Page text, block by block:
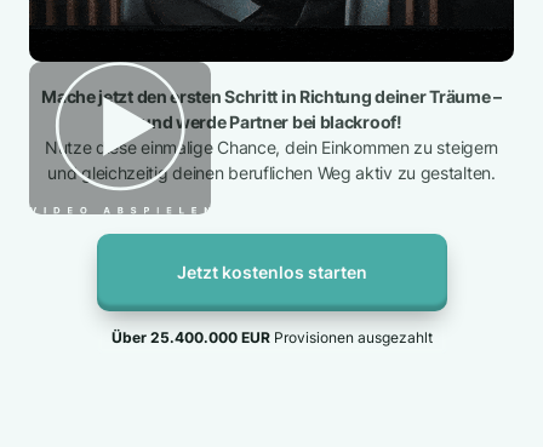
Mache jetzt den ersten Schritt in Richtung deiner Träume –
und werde Partner bei blackroof!
Nutze diese einmalige Chance, dein Einkommen zu steigern
und gleichzeitig deinen beruflichen Weg aktiv zu gestalten.
Jetzt kostenlos starten
Über 25.400.000 EUR Provisionen ausgezahlt